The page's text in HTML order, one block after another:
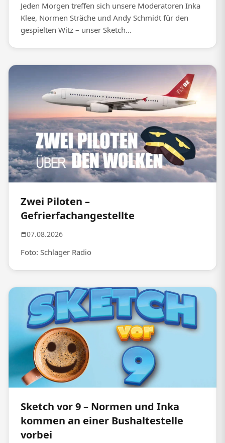
Jeden Morgen treffen sich unsere Moderatoren Inka
Klee, Normen Sträche und Andy Schmidt für den
gespielten Witz – unser Sketch...
Zwei Piloten –
Gefrierfachangestellte
07.08.2026
Foto: Schlager Radio
Sketch vor 9 – Normen und Inka
kommen an einer Bushaltestelle
vorbei